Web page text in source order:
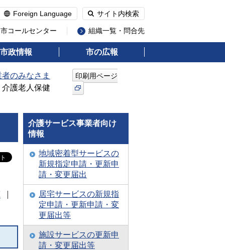
Foreign Language サイト内検索
コールセンター 組織一覧・問合先
市政情報 市の広報
のみなさま
護老人保健
印刷用ページ
介護サービス事業者向け
情報
地域密着型サービスの
新規指定申請・更新申
請・変更届出
居宅サービスの新規指
定申請・更新申請・変
更届出等
施設サービスの更新申
請・変更届出等